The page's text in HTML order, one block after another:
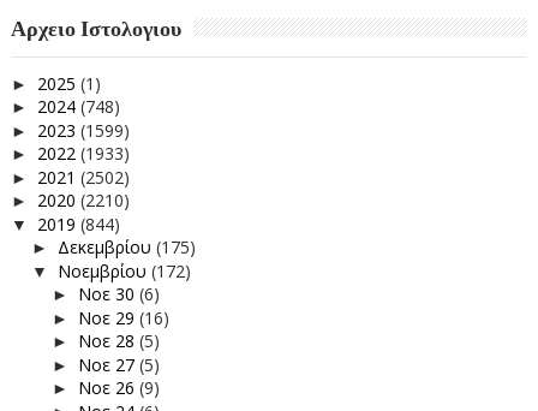
Αρχειο Ιστολογιου
► 2025 (1)
► 2024 (748)
► 2023 (1599)
► 2022 (1933)
► 2021 (2502)
► 2020 (2210)
▼ 2019 (844)
► Δεκεμβρίου (175)
▼ Νοεμβρίου (172)
► Νοε 30 (6)
► Νοε 29 (16)
► Νοε 28 (5)
► Νοε 27 (5)
► Νοε 26 (9)